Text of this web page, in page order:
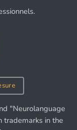
"Neurolanguage
trademarks in the